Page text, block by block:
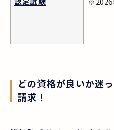
どの資格が良いか迷
請求！